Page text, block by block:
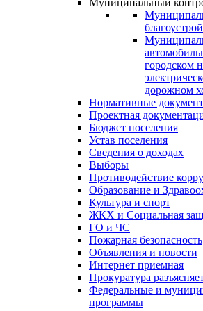
Муниципальный
городском
дорожном
Нормативные
Проектная
Бюджет поселения
Устав поселения
Сведения о доходах
Выборы
Противодействие
Образование и
Культура и спорт
ЖКХ и Социальная
ГО и ЧС
Пожарная безопасность
Объявления и новости
Интернет приемная
Прокуратура
Федеральные и
программы